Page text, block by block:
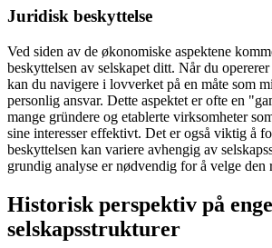
Juridisk beskyttelse
Ved siden av de økonomiske aspektene
beskyttelsen av selskapet ditt. Når du
kan du navigere i lovverket på en måte som
personlig ansvar. Dette aspektet er ofte en
mange gründere og etablerte virksomheter
sine interesser effektivt. Det er også viktig å
beskyttelsen kan variere avhengig av
grundig analyse er nødvendig for å velge den
Historisk perspektiv på
selskapsstrukturer